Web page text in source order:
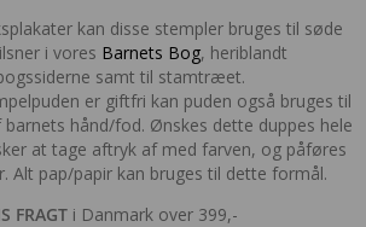
kan disse stempler bruges til søde
i vores Barnets Bog, heriblandt
samt til stamtræet.
er giftfri kan puden også bruges til
hånd/fod. Ønskes dette duppes hele
at tage aftryk af med farven, og påføres
Alt pap/papir kan bruges til dette formål.
FRAGT i Danmark over 399,-